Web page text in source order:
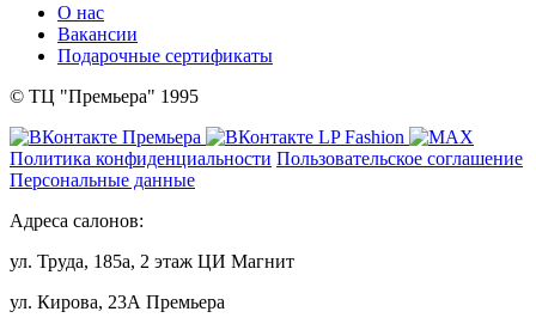
О нас
Вакансии
Подарочные сертификаты
© ТЦ "Премьера" 1995
Политика конфиденциальности Пользовательское соглашение
Персональные данные
Адреса салонов:
ул. Труда, 185а, 2 этаж ЦИ Магнит
ул. Кирова, 23А Премьера